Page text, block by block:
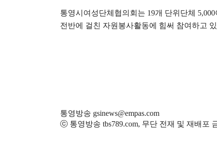
통영시여성단체협의회는 19개 단위단체 5,000
전반에 걸친 자원봉사활동에 힘써 참여하고
통영방송 gsinews@empas.com
ⓒ 통영방송 tbs789.com, 무단 전재 및 재배포